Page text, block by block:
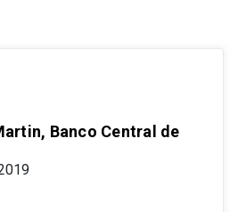
Banco Central de